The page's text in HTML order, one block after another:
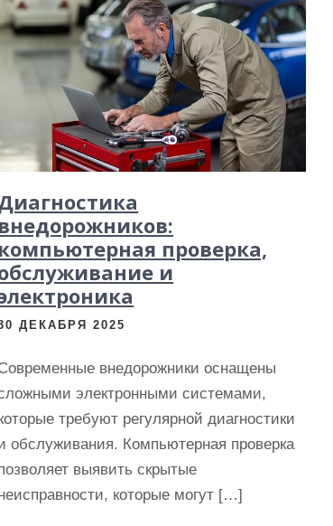
внедорожников:
компьютерная проверка,
и
ДЕКАБРЯ 2025
внедорожники оснащены
электронными системами,
требуют регулярной диагностики
обслуживания. Компьютерная проверка
выявить скрытые
которые могут […]